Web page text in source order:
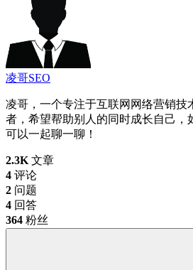
凌哥SEO
凌哥，一个专注于互联网网络营销技
者，希望帮助别人的同时成长自己，
可以一起聊一聊！
2.3K 文章
4 评论
2 问题
4 回答
364 粉丝